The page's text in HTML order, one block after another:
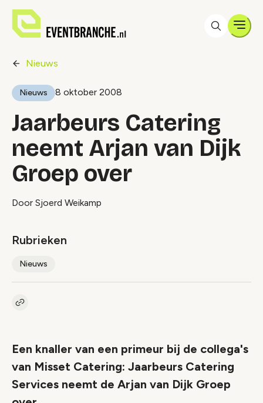
Nieuws
Nieuws 8 oktober 2008
Jaarbeurs Catering
neemt Arjan van Dijk
Groep over
Door Sjoerd Weikamp
Rubrieken
Nieuws
Kopieer link naar artikel
Een knaller van een primeur bij de collega's
van Misset Catering: Jaarbeurs Catering
Services neemt de Arjan van Dijk Groep